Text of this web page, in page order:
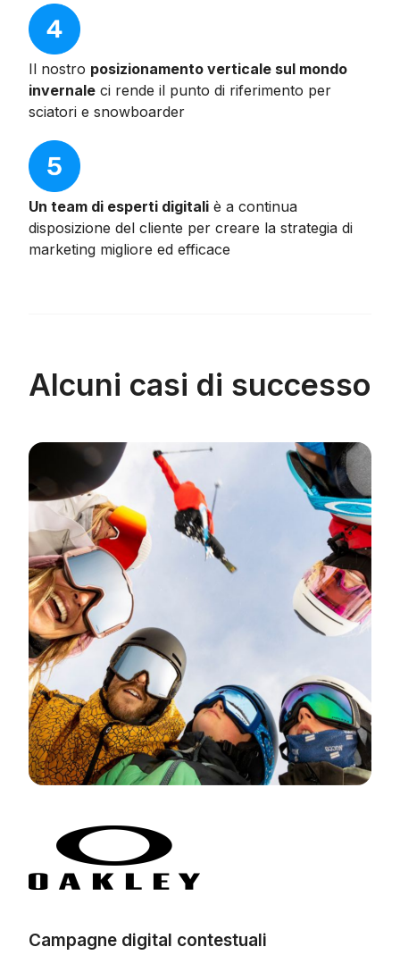
Il nostro posizionamento verticale sul mondo
invernale ci rende il punto di riferimento per
sciatori e snowboarder
Un team di esperti digitali è a continua
disposizione del cliente per creare la strategia di
marketing migliore ed efficace
Alcuni casi di successo
Campagne digital contestuali